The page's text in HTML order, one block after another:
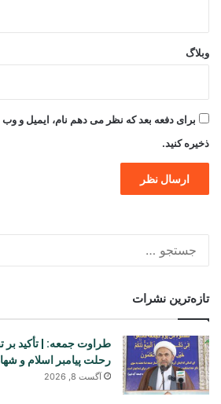
وبلاگ
برای دفعه بعد که نظر می دهم نام، ایمیل و
ذخیره کنید.
تازه‌ترین نشرات
طراوت جمعه: | تأکید بر
رحلت پیامبر اسلام و
آگست 8, 2026